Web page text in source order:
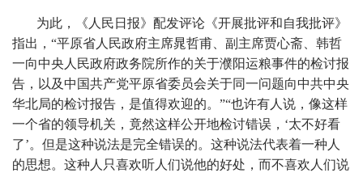
为此，《人民日报》配发评论《开展批评和自我批评》
指出，“平原省人民政府主席晁哲甫、副主席贾心斋、韩哲
一向中央人民政府政务院所作的关于濮阳运粮事件的检讨报
告，以及中国共产党平原省委员会关于同一问题向中共中央
华北局的检讨报告，是值得欢迎的。”“也许有人说，像这样
一个省的领导机关，竟然这样公开地检讨错误，‘太不好看
了’。但是这种说法是完全错误的。这种说法代表着一种人
的思想。这种人只喜欢听人们说他的好处，而不喜欢人们说